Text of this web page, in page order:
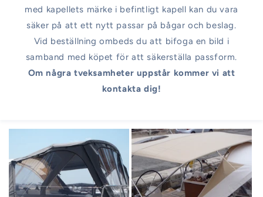
med kapellets märke i befintligt kapell kan du vara
säker på att ett nytt passar på bågar och beslag.
Vid beställning ombeds du att bifoga en bild i
samband med köpet för att säkerställa passform.
Om några tveksamheter uppstår kommer vi att
kontakta dig!